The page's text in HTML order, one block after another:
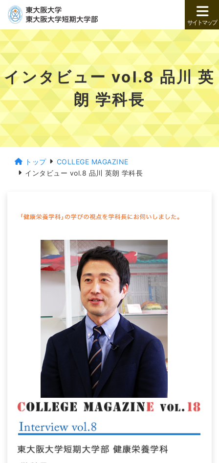
サイトマップ
インタビュー vol.8 品川 英
朗 学科長
トップ
COLLEGE MAGAZINE
インタビュー vol.8 品川 英朗 学科長